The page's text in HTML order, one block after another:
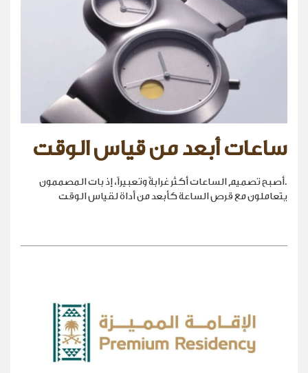
ساعات أبعد من قياس الوقت
.أصبح تصميم الساعات أكثر غرابةً وتعبيراً، إذ بات المصممون
يتعاملون مع قرص الساعة كأبعد من أداة لقياس الوقت